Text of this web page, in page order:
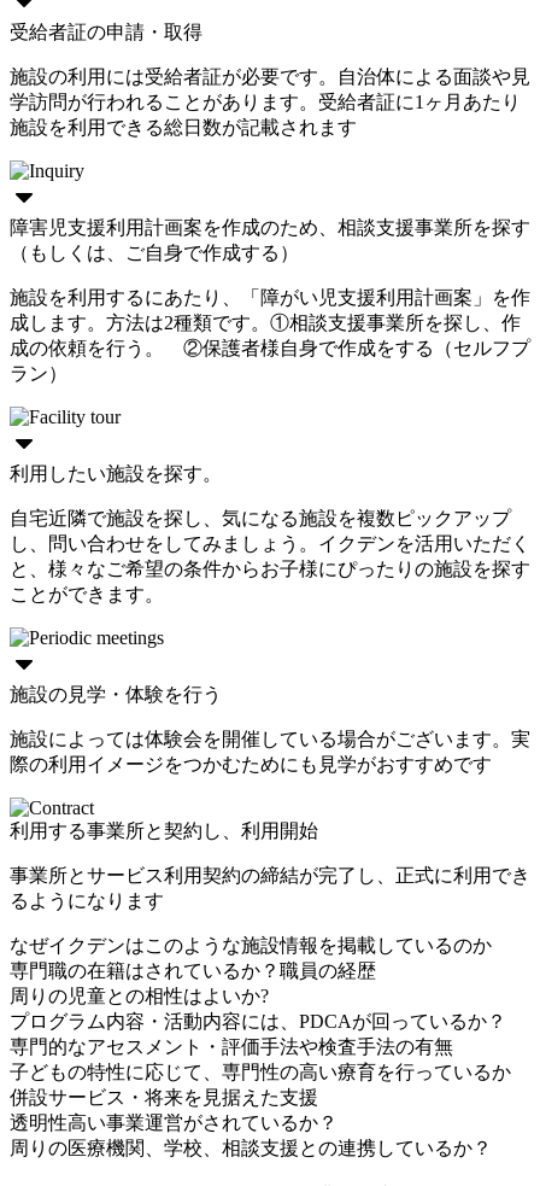
受給者証の申請・取得
施設の利用には受給者証が必要です。自治体による面談や見
学訪問が行われることがあります。受給者証に1ヶ月あたり
施設を利用できる総日数が記載されます
障害児支援利用計画案を作成のため、相談支援事業所を探す
（もしくは、ご自身で作成する）
施設を利用するにあたり、「障がい児支援利用計画案」を作
成します。方法は2種類です。①相談支援事業所を探し、作
成の依頼を行う。 ②保護者様自身で作成をする（セルフプ
ラン）
利用したい施設を探す。
自宅近隣で施設を探し、気になる施設を複数ピックアップ
し、問い合わせをしてみましょう。イクデンを活用いただく
と、様々なご希望の条件からお子様にぴったりの施設を探す
ことができます。
施設の見学・体験を行う
施設によっては体験会を開催している場合がございます。実
際の利用イメージをつかむためにも見学がおすすめです
利用する事業所と契約し、利用開始
事業所とサービス利用契約の締結が完了し、正式に利用でき
るようになります
なぜイクデンはこのような施設情報を掲載しているのか
専門職の在籍はされているか？職員の経歴
周りの児童との相性はよいか?
プログラム内容・活動内容には、PDCAが回っているか？
専門的なアセスメント・評価手法や検査手法の有無
子どもの特性に応じて、専門性の高い療育を行っているか
併設サービス・将来を見据えた支援
透明性高い事業運営がされているか？
周りの医療機関、学校、相談支援との連携しているか？